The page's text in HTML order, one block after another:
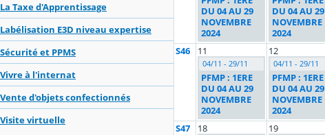
La Taxe d'Apprentissage
Labélisation E3D niveau expertise
Sécurité et PPMS
Vivre à l'internat
Vente d'objets confectionnés
Visite virtuelle
DU 04 AU 29
NOVEMBRE
2024
DU 04 AU 29
NOVEMBRE
2024
S46
11
04/11 - 29/11
PFMP : 1ERE
DU 04 AU 29
NOVEMBRE
2024
12
04/11 - 29/11
PFMP : 1ERE
DU 04 AU 29
NOVEMBRE
2024
S47
18 19